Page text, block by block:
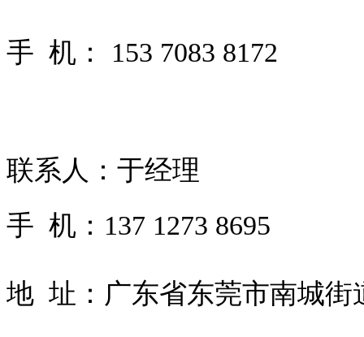
手 机： 153 7083 8172
联系人：于经理
手 机： 137 1273 8695
地 址：广东省东莞市南城街